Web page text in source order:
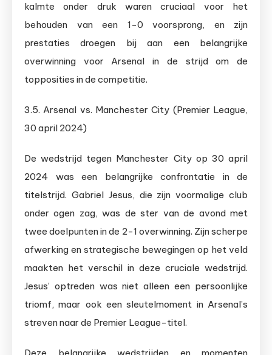
kalmte onder druk waren cruciaal voor het
behouden van een 1-0 voorsprong, en zijn
prestaties droegen bij aan een belangrijke
overwinning voor Arsenal in de strijd om de
topposities in de competitie.
3.5. Arsenal vs. Manchester City (Premier League,
30 april 2024)
De wedstrijd tegen Manchester City op 30 april
2024 was een belangrijke confrontatie in de
titelstrijd. Gabriel Jesus, die zijn voormalige club
onder ogen zag, was de ster van de avond met
twee doelpunten in de 2-1 overwinning. Zijn scherpe
afwerking en strategische bewegingen op het veld
maakten het verschil in deze cruciale wedstrijd.
Jesus’ optreden was niet alleen een persoonlijke
triomf, maar ook een sleutelmoment in Arsenal’s
streven naar de Premier League-titel.